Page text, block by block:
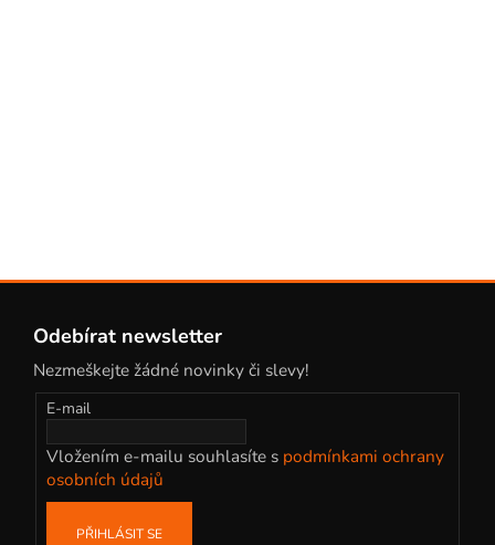
Odebírat newsletter
Nezmeškejte žádné novinky či slevy!
E-mail
Vložením e-mailu souhlasíte s podmínkami ochrany
osobních údajů
PŘIHLÁSIT SE